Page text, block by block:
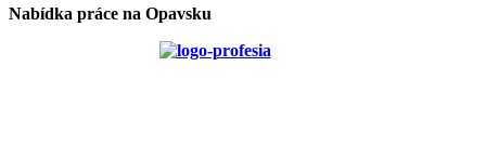
Nabídka práce na Opavsku